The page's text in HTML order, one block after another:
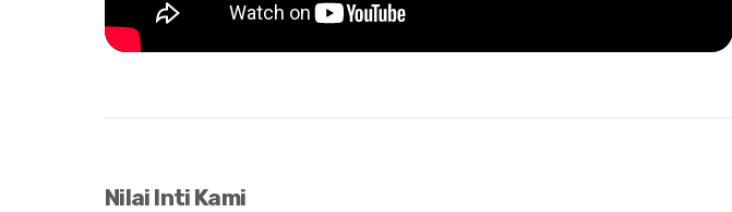
Nilai Inti Kami